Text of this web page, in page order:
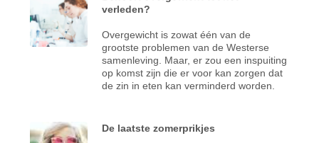
verleden?
Overgewicht is zowat één van de
grootste problemen van de Westerse
samenleving. Maar, er zou een inspuiting
op komst zijn die er voor kan zorgen dat
de zin in eten kan verminderd worden.
De laatste zomerprikjes